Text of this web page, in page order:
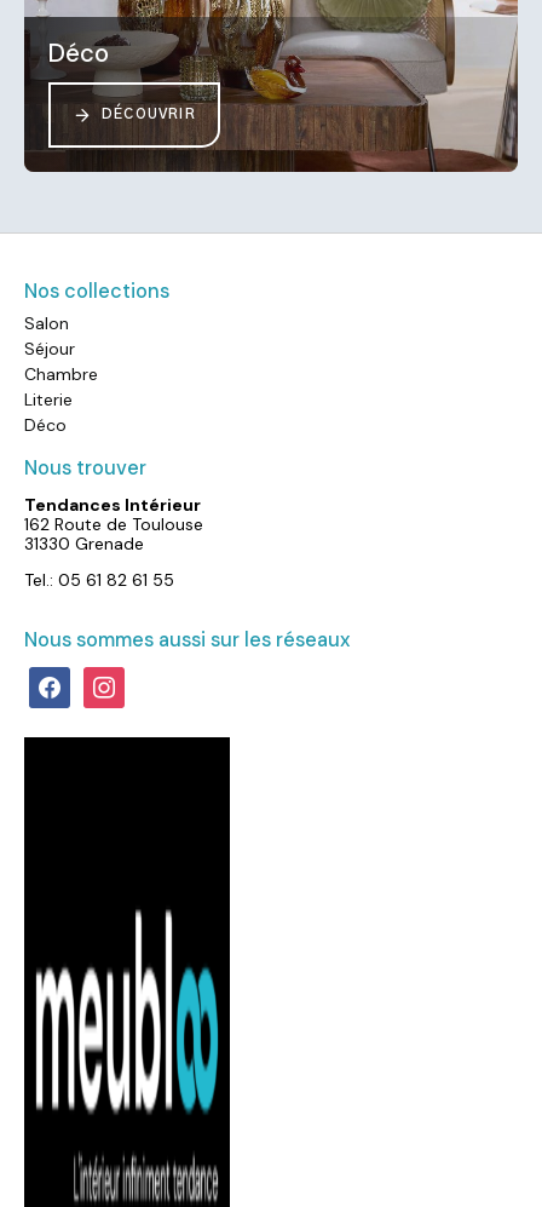
Déco
DÉCOUVRIR
Nos collections
Salon
Séjour
Chambre
Literie
Déco
Nous trouver
Tendances Intérieur
162 Route de Toulouse
31330 Grenade
Tel.: 05 61 82 61 55
Nous sommes aussi sur les réseaux
facebookinstagram